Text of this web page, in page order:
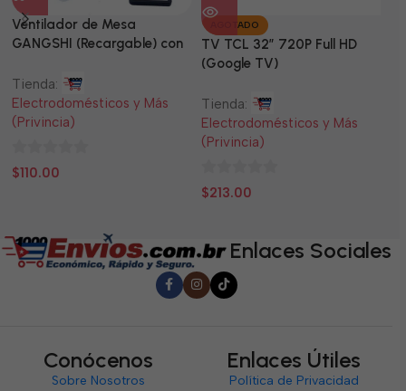
Ventilador de Mesa
GANGSHI (Recargable) con
Tienda:
Electrodomésticos y Más
(Privincia)
0
$110.00
AGOTADO
TV TCL 32” 720P Full HD
(Google TV)
Tienda:
Electrodomésticos y Más
(Privincia)
0
$213.00
Enlaces Sociales
Conócenos
Sobre Nosotros
Enlaces Útiles
Política de Privacidad